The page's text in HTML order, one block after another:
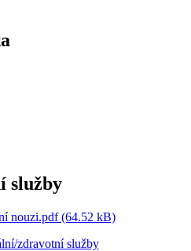
služby
nouzi.pdf (64.52 kB)
zdravotní služby